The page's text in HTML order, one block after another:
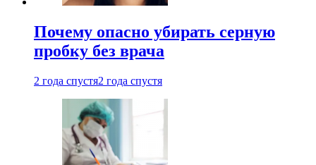
Почему опасно убирать серную
пробку без врача
2 года спустя2 года спустя